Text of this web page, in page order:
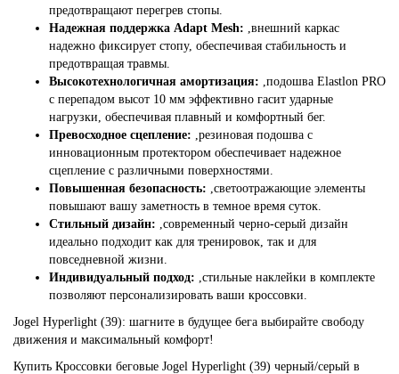
предотвращают перегрев стопы.
Надежная поддержка Adapt Mesh: внешний каркас
надежно фиксирует стопу, обеспечивая стабильность и
предотвращая травмы.
Высокотехнологичная амортизация: подошва Elastlon PRO
с перепадом высот 10 мм эффективно гасит ударные
нагрузки, обеспечивая плавный и комфортный бег.
Превосходное сцепление: резиновая подошва с
инновационным протектором обеспечивает надежное
сцепление с различными поверхностями.
Повышенная безопасность: светоотражающие элементы
повышают вашу заметность в темное время суток.
Стильный дизайн: современный черно-серый дизайн
идеально подходит как для тренировок, так и для
повседневной жизни.
Индивидуальный подход: стильные наклейки в комплекте
позволяют персонализировать ваши кроссовки.
Jogel Hyperlight (39): шагните в будущее бега выбирайте свободу
движения и максимальный комфорт!
Купить Кроссовки беговые Jogel Hyperlight (39) черный/серый в